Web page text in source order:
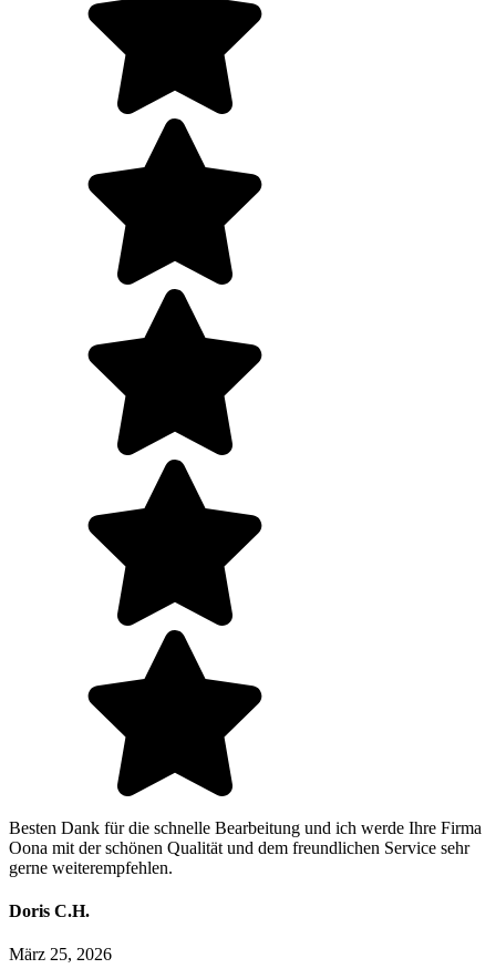
Besten Dank für die schnelle Bearbeitung und ich werde Ihre Firma
Oona mit der schönen Qualität und dem freundlichen Service sehr
gerne weiterempfehlen.
Doris C.H.
März 25, 2026